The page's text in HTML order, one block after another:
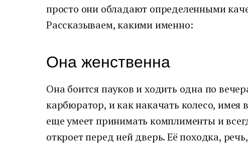
просто они обладают определенными
Рассказываем, какими именно:
Она женственна
Она боится пауков и ходить одна по
карбюратор, и как накачать колесо, имея
еще умеет принимать комплименты и
откроет перед ней дверь. Её походка,